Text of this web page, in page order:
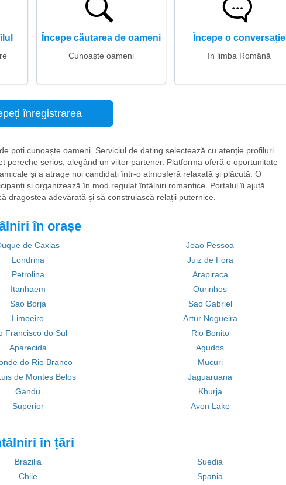
Începe căutarea de oameni
Cunoaște oameni
Începe o conversație
In limba Română
înregistrarea
poți cunoaște oameni. Serviciul de dating selectează cu atenție profiluri
pereche serios, alegând un viitor partener. Platforma oferă o oportunitate
și a atrage noi candidați într-o atmosferă relaxată și plăcută. O
și organizează în mod regulat întâlniri romantice. Portalul îi ajută
dragostea adevărată și să construiască relații puternice.
în orașe
de Caxias
Joao Pessoa
Londrina
Juiz de Fora
Petrolina
Arapiraca
Itanhaem
Ourinhos
Sao Borja
Sao Gabriel
Limoeiro
Artur Nogueira
Francisco do Sul
Rio Bonito
Aparecida
Agudos
do Rio Branco
Mucuri
de Montes Belos
Jaguaruana
Gandu
Khurja
Superior Avon Lake
în țări
Brazilia
Suedia
Chile Spania